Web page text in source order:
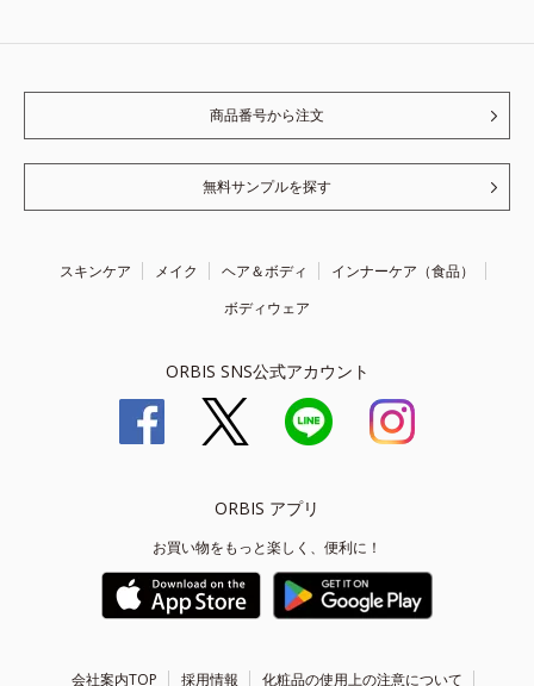
商品番号から注文
無料サンプルを探す
スキンケア メイク ヘア＆ボディ
インナーケア（食品）
ボディウェア
ORBIS SNS公式アカウント
ORBIS アプリ
お買い物をもっと楽しく、便利に！
会社案内TOP 採用情報 化粧品の使用上の注意について